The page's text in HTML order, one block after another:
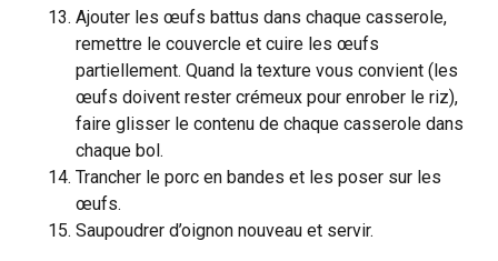
Ajouter les œufs battus dans chaque casserole,
remettre le couvercle et cuire les œufs
partiellement. Quand la texture vous convient (les
œufs doivent rester crémeux pour enrober le riz),
faire glisser le contenu de chaque casserole dans
chaque bol.
Trancher le porc en bandes et les poser sur les
œufs.
Saupoudrer d’oignon nouveau et servir.